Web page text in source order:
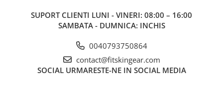
SUPORT CLIENTI LUNI - VINERI: 08:00 – 16:00
SAMBATA - DUMNICA: INCHIS
0040793750864
contact@fitskingear.com
SOCIAL URMARESTE-NE IN SOCIAL MEDIA